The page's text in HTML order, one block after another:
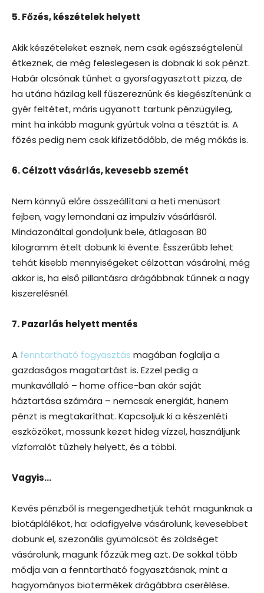
5. Főzés, készételek helyett
Akik készételeket esznek, nem csak egészségtelenül
étkeznek, de még feleslegesen is dobnak ki sok pénzt.
Habár olcsónak tűnhet a gyorsfagyasztott pizza, de
ha utána házilag kell fűszereznünk és kiegészítenünk a
gyér feltétet, máris ugyanott tartunk pénzügyileg,
mint ha inkább magunk gyúrtuk volna a tésztát is. A
főzés pedig nem csak kifizetődőbb, de még mókás is.
6. Célzott vásárlás, kevesebb szemét
Nem könnyű előre összeállítani a heti menüsort
fejben, vagy lemondani az impulzív vásárlásról.
Mindazonáltal gondoljunk bele, átlagosan 80
kilogramm ételt dobunk ki évente. Ésszerűbb lehet
tehát kisebb mennyiségeket célzottan vásárolni, még
akkor is, ha első pillantásra drágábbnak tűnnek a nagy
kiszerelésnél.
7. Pazarlás helyett mentés
A fenntartható fogyasztás magában foglalja a
gazdaságos magatartást is. Ezzel pedig a
munkavállaló – home office-ban akár saját
háztartása számára – nemcsak energiát, hanem
pénzt is megtakaríthat. Kapcsoljuk ki a készenléti
eszközöket, mossunk kezet hideg vízzel, használjunk
vízforralót tűzhely helyett, és a többi.
Vagyis…
Kevés pénzből is megengedhetjük tehát magunknak a
biotáplálékot, ha: odafigyelve vásárolunk, kevesebbet
dobunk ​​el, szezonális gyümölcsöt és zöldséget
vásárolunk, magunk főzzük meg azt. De sokkal több
módja van a fenntartható fogyasztásnak, mint a
hagyományos biotermékek drágábbra cserélése.